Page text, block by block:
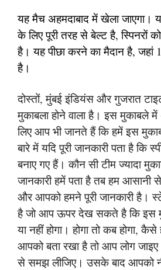
यह मैच अहमदाबाद में खेला जाएगा।
के लिए पूरी तरह से बेल्ट है, स्पिनरों
है। यह पीछा करने का मैदान है, जहां
है।
दोस्तों, मुंबई इंडियंस और गुजरात
मुकाबला होने वाला है। इस मुकाबले
लिए आप भी जानते हैं कि हमें इस
बारे में यदि पूरी जानकारी पता है कि
बनाए गए हैं। कौन सी टीम ज्यादा
जानकारी हमें पता है तब हम आसानी
और आपको हमने पूरी जानकारी है।
है जो आप ऊपर देख सकते है कि इस
या नहीं होगा। होगा तो कब होगा, कैसे
आपको बता रखा है तो आप लोग
से समझ लीजिए। उसके बाद आपको